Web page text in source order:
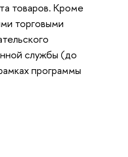
товаров. Кроме
торговыми
службы (до
программы